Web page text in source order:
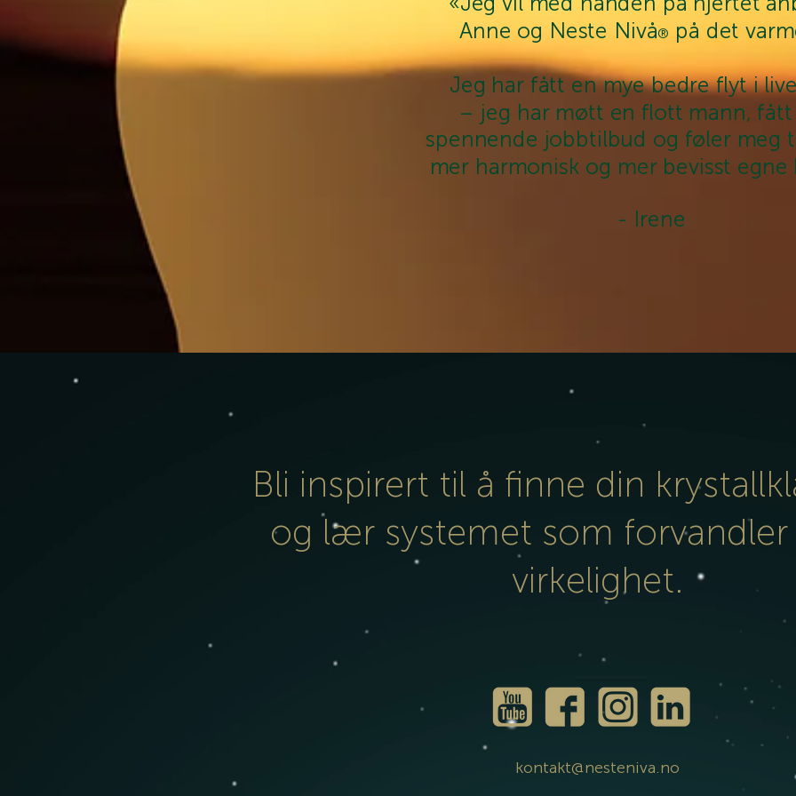
Anne og Neste Nivå® på det
Jeg har fått en mye bedre flyt i
– jeg har møtt en flott mann, fått
spennende jobbtilbud og føler meg
mer harmonisk og mer bevisst egne
- Irene
Bli inspirert til å finne din
og lær systemet som
virkelighet.
kontakt@nesteniva.no